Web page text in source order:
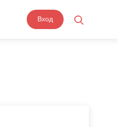
Вход